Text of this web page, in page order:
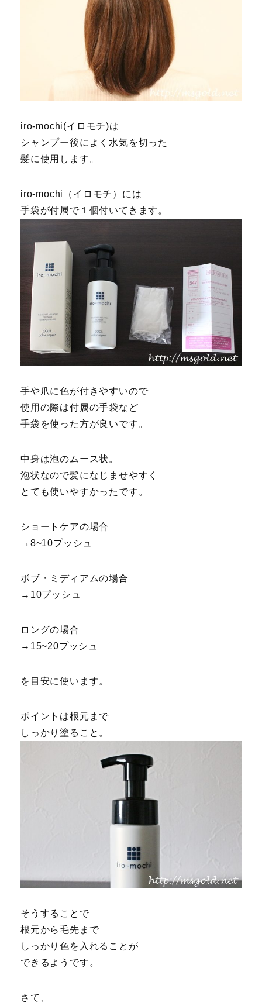
iro-mochi(イロモチ)は
シャンプー後によく水気を切った
髪に使用します。
iro-mochi（イロモチ）には
手袋が付属で１個付いてきます。
手や爪に色が付きやすいので
使用の際は付属の手袋など
手袋を使った方が良いです。
中身は泡のムース状。
泡状なので髪になじませやすく
とても使いやすかったです。
ショートケアの場合
→8~10プッシュ
ボブ・ミディアムの場合
→10プッシュ
ロングの場合
→15~20プッシュ
を目安に使います。
ポイントは根元まで
しっかり塗ること。
そうすることで
根元から毛先まで
しっかり色を入れることが
できるようです。
さて、